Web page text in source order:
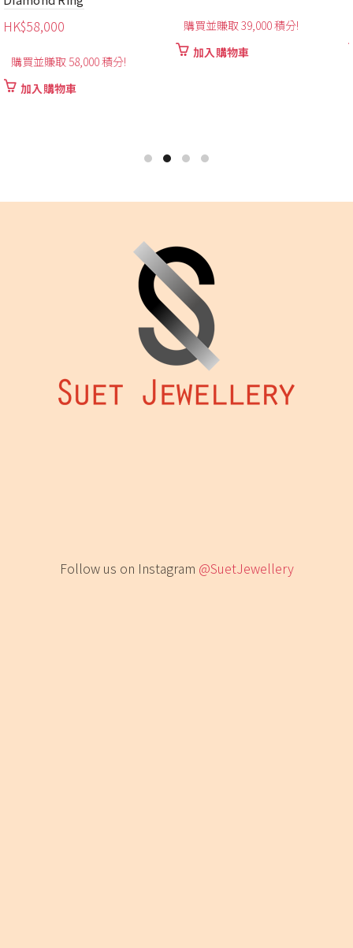
購買並賺取 39,000 積分!
購買並賺取 33,700 積分!
加入購物車
Follow us on Instagram @SuetJewellery